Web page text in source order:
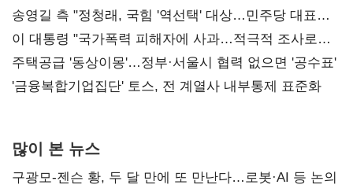
리모델링' 제안
송영길 측 "정청래, 국힘 '역선택' 대상…민주당 대표로
총선 지휘 못해"
이 대통령 "국가폭력 피해자에 사과…적극적 조사로
진실 밝혀야"
주택공급 '동상이몽'…정부·서울시 협력 없으면 '공수표'
'금융복합기업집단' 토스, 전 계열사 내부통제 표준화
많이 본 뉴스
구광모-젠슨 황, 두 달 만에 또 만난다…로봇·AI 등 논의